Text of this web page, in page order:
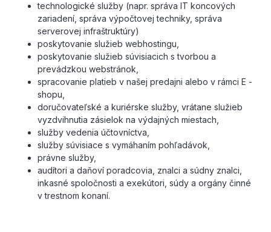
technologické služby (napr. správa IT koncových
zariadení, správa výpočtovej techniky, správa
serverovej infraštruktúry)
poskytovanie služieb webhostingu,
poskytovanie služieb súvisiacich s tvorbou a
prevádzkou webstránok,
spracovanie platieb v našej predajni alebo v rámci E -
shopu,
doručovateľské a kuriérske služby, vrátane služieb
vyzdvihnutia zásielok na výdajných miestach,
služby vedenia účtovníctva,
služby súvisiace s vymáhaním pohľadávok,
právne služby,
audítori a daňoví poradcovia, znalci a súdny znalci,
inkasné spoločnosti a exekútori, súdy a orgány činné
v trestnom konaní.